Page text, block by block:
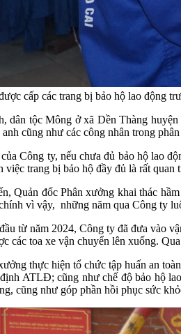
cấp các trang bị bảo hộ lao động
dân tộc Mông ở xã Dền Thàng
anh cũng như các công nhân trong
Công ty, nếu chưa đủ bảo hộ lao
việc trang bị bảo hộ đầy đủ là rất quan
Quản đốc Phân xưởng khai thác
vì vậy, những năm qua Công ty
từ năm 2024, Công ty đã đưa vào
các toa xe vận chuyển lên xuống.
thực hiện tổ chức tập huấn an
ATLĐ; cũng như chế độ bảo hộ
cũng như góp phần hồi phục sức